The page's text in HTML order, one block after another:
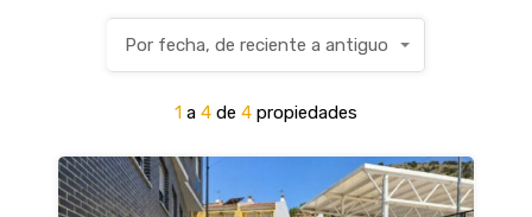
1 a 4 de 4 propiedades
Por fecha, de reciente a antiguo